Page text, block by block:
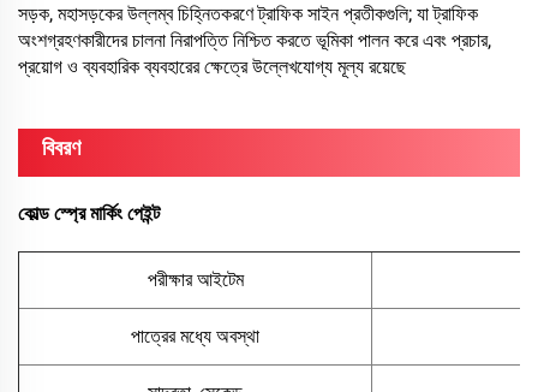
সড়ক, মহাসড়কের উল্লম্ব চিহ্নিতকরণে ট্রাফিক সাইন প্রতীকগুলি; যা ট্রাফিক
অংশগ্রহণকারীদের চালনা নিরাপত্তি নিশ্চিত করতে ভূমিকা পালন করে এবং প্রচার,
প্রয়োগ ও ব্যবহারিক ব্যবহারের ক্ষেত্রে উল্লেখযোগ্য মূল্য রয়েছে
বিবরণ
কোল্ড স্প্রে মার্কিং পেইন্ট
পরীক্ষার আইটেম
পাত্রের মধ্যে অবস্থা